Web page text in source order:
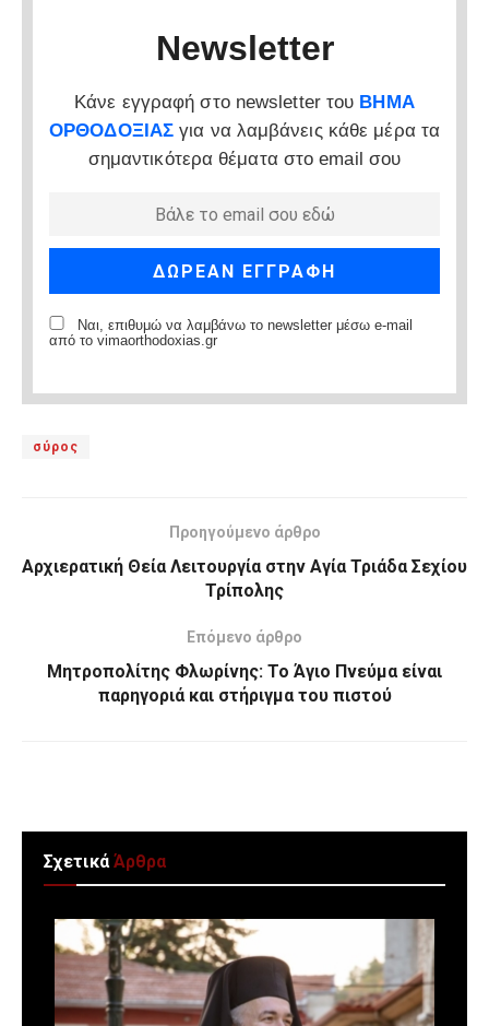
Newsletter
Κάνε εγγραφή στο newsletter του ΒΗΜΑ
ΟΡΘΟΔΟΞΙΑΣ για να λαμβάνεις κάθε μέρα τα
σημαντικότερα θέματα στο email σου
Ναι, επιθυμώ να λαμβάνω το newsletter μέσω e-mail
από το vimaorthodoxias.gr
σύρος
Προηγούμενο άρθρο
Αρχιερατική Θεία Λειτουργία στην Αγία Τριάδα Σεχίου
Τρίπολης
Επόμενο άρθρο
Μητροπολίτης Φλωρίνης: Το Άγιο Πνεύμα είναι
παρηγοριά και στήριγμα του πιστού
ΣχετικάΆρθρα